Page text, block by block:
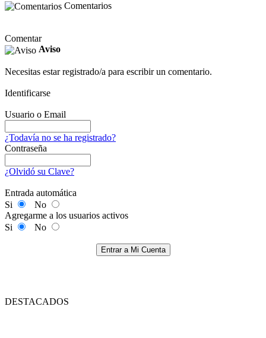
Comentarios
Comentar
Aviso
Necesitas estar registrado/a para escribir un comentario.
Identificarse
Usuario o Email
¿Todavía no se ha registrado?
Contraseña
¿Olvidó su Clave?
Entrada automática
Si
No
Agregarme a los usuarios activos
Si
No
Entrar a Mi Cuenta
DESTACADOS